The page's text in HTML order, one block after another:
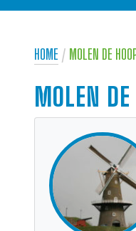
HOME / MOLEN DE
MOLEN DE